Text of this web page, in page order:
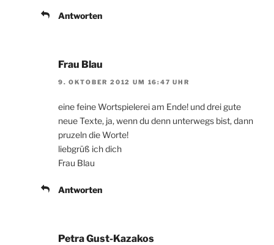
Antworten
Frau Blau
9. OKTOBER 2012 UM 16:47 UHR
eine feine Wortspielerei am Ende! und drei gute
neue Texte, ja, wenn du denn unterwegs bist, dann
pruzeln die Worte!
liebgrüß ich dich
Frau Blau
Antworten
Petra Gust-Kazakos